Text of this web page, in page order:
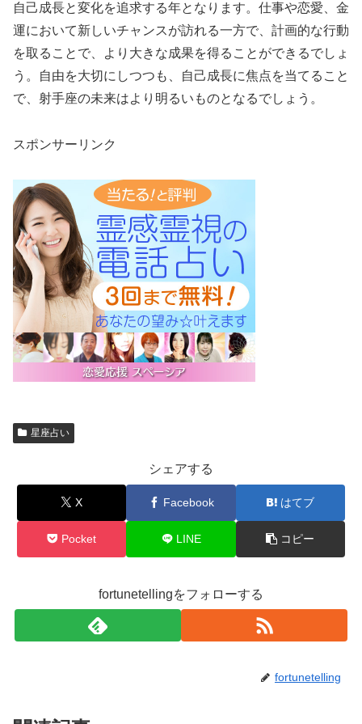
自己成長と変化を追求する年となります。仕事や恋愛、金
運において新しいチャンスが訪れる一方で、計画的な行動
を取ることで、より大きな成果を得ることができるでしょ
う。自由を大切にしつつも、自己成長に焦点を当てること
で、射手座の未来はより明るいものとなるでしょう。
スポンサーリンク
星座占い
シェアする
X Facebook はてブ
Pocket LINE コピー
fortunetellingをフォローする
fortunetelling